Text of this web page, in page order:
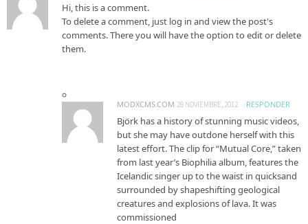
Hi, this is a comment.
To delete a comment, just log in and view the post's
comments. There you will have the option to edit or delete
them.
MODXCMS.COM 28 NOVIEMBRE, 2012 RESPONDER
Björk has a history of stunning music videos,
but she may have outdone herself with this
latest effort. The clip for “Mutual Core,” taken
from last year’s Biophilia album, features the
Icelandic singer up to the waist in quicksand
surrounded by shapeshifting geological
creatures and explosions of lava. It was
commissioned